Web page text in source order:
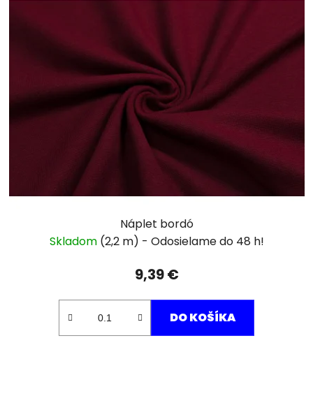
Náplet bordó
Skladom (2,2 m)
9,39 €
DO KOŠÍKA